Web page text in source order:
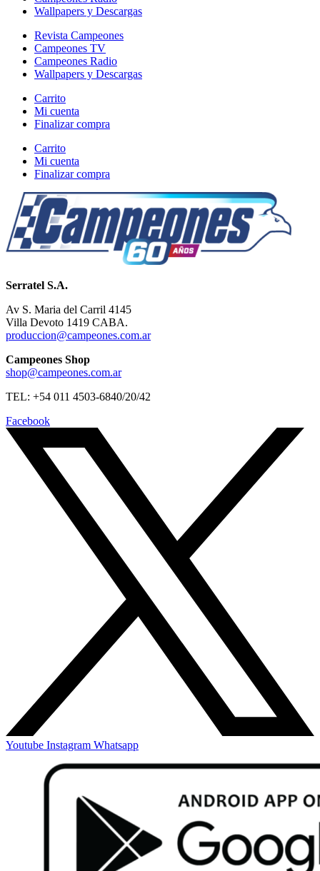
Wallpapers y Descargas
Revista Campeones
Campeones TV
Campeones Radio
Wallpapers y Descargas
Carrito
Mi cuenta
Finalizar compra
Carrito
Mi cuenta
Finalizar compra
Serratel S.A.
Av S. Maria del Carril 4145
Villa Devoto 1419 CABA.
produccion@campeones.com.ar
Campeones Shop
shop@campeones.com.ar
TEL: +54 011 4503-6840/20/42
Facebook
Youtube Instagram Whatsapp